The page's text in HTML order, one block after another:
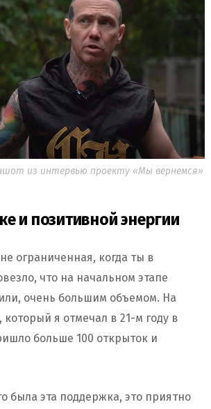
из интервью проекту «Мы вернемся»
и позитивной энергии
ограниченная, когда ты в
что на начальном этапе
очень большим объемом. На
я отмечал в 21-м году в
больше 100 открыток и
была эта поддержка, это приятно